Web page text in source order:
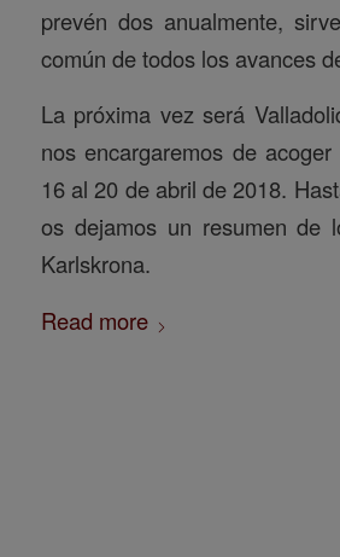
prevén dos anualmente,
común de todos los avances
La próxima vez será
nos encargaremos de
16 al 20 de abril de 2018.
os dejamos un resumen de
Karlskrona.
Read more